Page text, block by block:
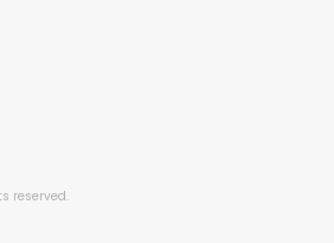
reserved.